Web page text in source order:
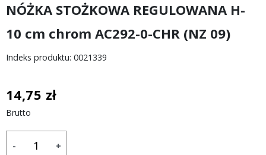
NÓŻKA STOŻKOWA REGULOWANA H-
10 cm chrom AC292-0-CHR (NZ 09)
Indeks produktu: 0021339
14,75 zł
Brutto
- +